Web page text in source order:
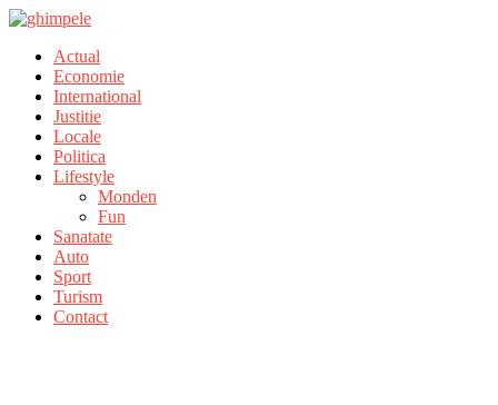
Actual
Economie
International
Justitie
Locale
Politica
Lifestyle
Monden
Fun
Sanatate
Auto
Sport
Turism
Contact